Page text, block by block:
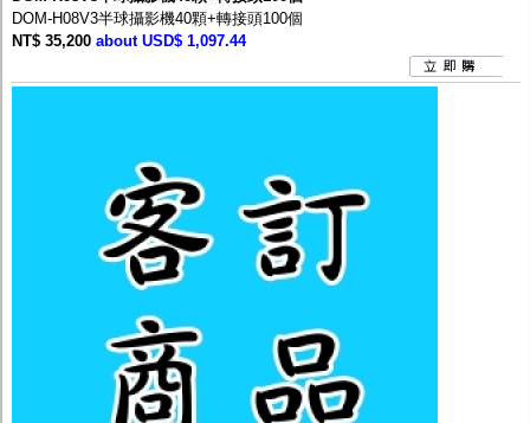
DOM-H08V3半球攝影機40顆+轉接頭100個
NT$ 35,200 about USD$ 1,097.44